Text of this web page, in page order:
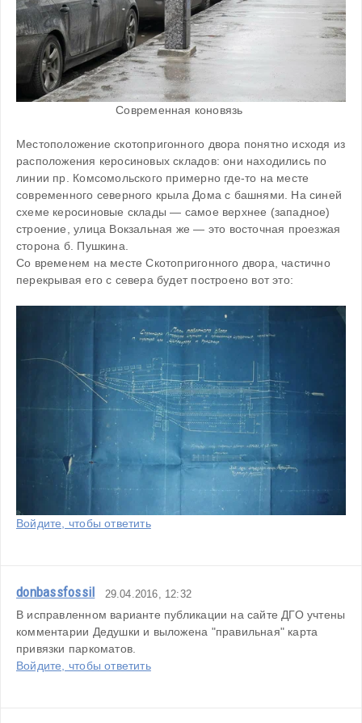
Современная коновязь
Местоположение скотопригонного двора понятно исходя из
расположения керосиновых складов: они находились по
линии пр. Комсомольского примерно где-то на месте
современного северного крыла Дома с башнями. На синей
схеме керосиновые склады — самое верхнее (западное)
строение, улица Вокзальная же — это восточная проезжая
сторона б. Пушкина.
Со временем на месте Скотопригонного двора, частично
перекрывая его с севера будет построено вот это:
Войдите, чтобы ответить
donbassfossil 29.04.2016, 12:32
В исправленном варианте публикации на сайте ДГО учтены
комментарии Дедушки и выложена "правильная" карта
привязки паркоматов.
Войдите, чтобы ответить